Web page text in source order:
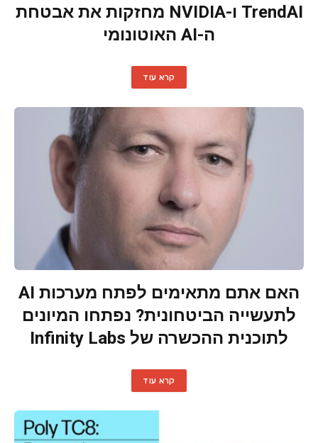
TrendAI ו-NVIDIA מחזקות את אבטחת
ה-AI האוטונומי
קרא עוד
האם אתם מתאימים לפתח מערכות AI
לתעשייה הביטחונית? נפתחו המיונים
לתוכנית ההכשרה של Infinity Labs
קרא עוד